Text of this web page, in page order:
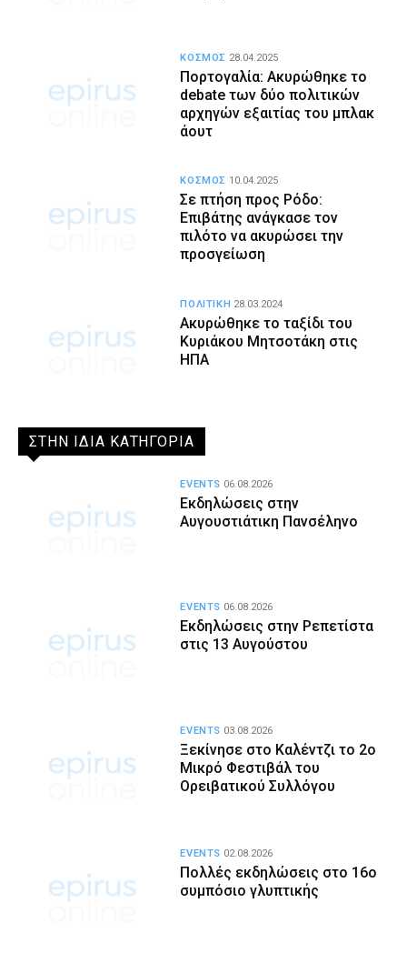
Πορτογαλία: Ακυρώθηκε το
debate των δύο πολιτικών
αρχηγών εξαιτίας του μπλακ
άουτ
ΚΟΣΜΟΣ 28.04.2025
Σε πτήση προς Ρόδο:
Επιβάτης ανάγκασε τον
πιλότο να ακυρώσει την
προσγείωση
ΚΟΣΜΟΣ 10.04.2025
Ακυρώθηκε το ταξίδι του
Κυριάκου Μητσοτάκη στις
ΗΠΑ
ΠΟΛΙΤΙΚΗ 28.03.2024
ΣΤΗΝ ΙΔΙΑ ΚΑΤΗΓΟΡΙΑ
Εκδηλώσεις στην
Αυγουστιάτικη Πανσέληνο
EVENTS 06.08.2026
Εκδηλώσεις στην Ρεπετίστα
στις 13 Αυγούστου
EVENTS 06.08.2026
Ξεκίνησε στο Καλέντζι το 2ο
Μικρό Φεστιβάλ του
Ορειβατικού Συλλόγου
EVENTS 03.08.2026
Πολλές εκδηλώσεις στο 16ο
συμπόσιο γλυπτικής
EVENTS 02.08.2026